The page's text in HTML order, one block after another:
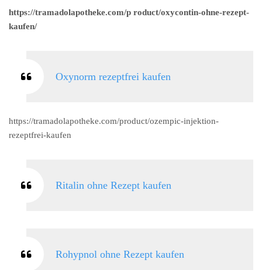
https://tramadolapotheke.com/p roduct/oxycontin-ohne-rezept-
kaufen/
Oxynorm rezeptfrei kaufen
https://tramadolapotheke.com/product/ozempic-injektion-
rezeptfrei-kaufen
Ritalin ohne Rezept kaufen
Rohypnol ohne Rezept kaufen